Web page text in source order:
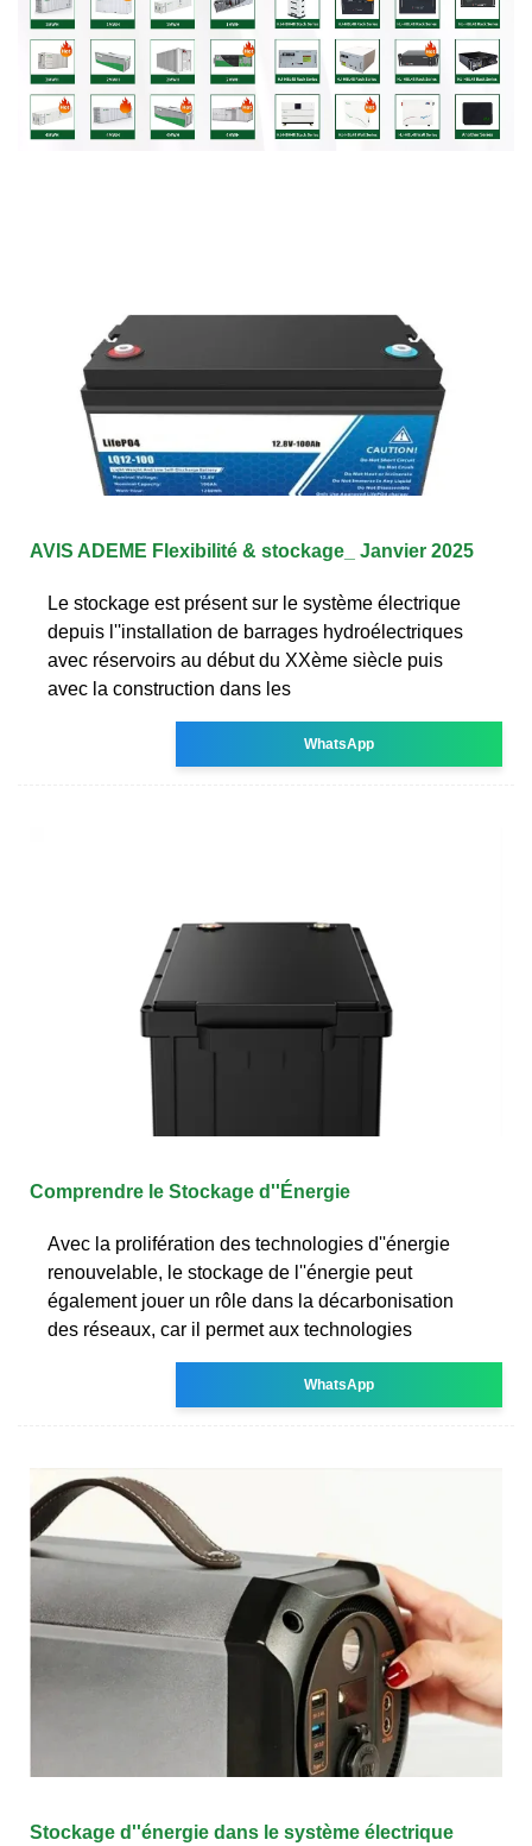
AVIS ADEME Flexibilité & stockage_ Janvier 2025
Le stockage est présent sur le système électrique
depuis l''installation de barrages hydroélectriques
avec réservoirs au début du XXème siècle puis
avec la construction dans les
WhatsApp
Comprendre le Stockage d''Énergie
Avec la prolifération des technologies d''énergie
renouvelable, le stockage de l''énergie peut
également jouer un rôle dans la décarbonisation
des réseaux, car il permet aux technologies
WhatsApp
Stockage d''énergie dans le système électrique